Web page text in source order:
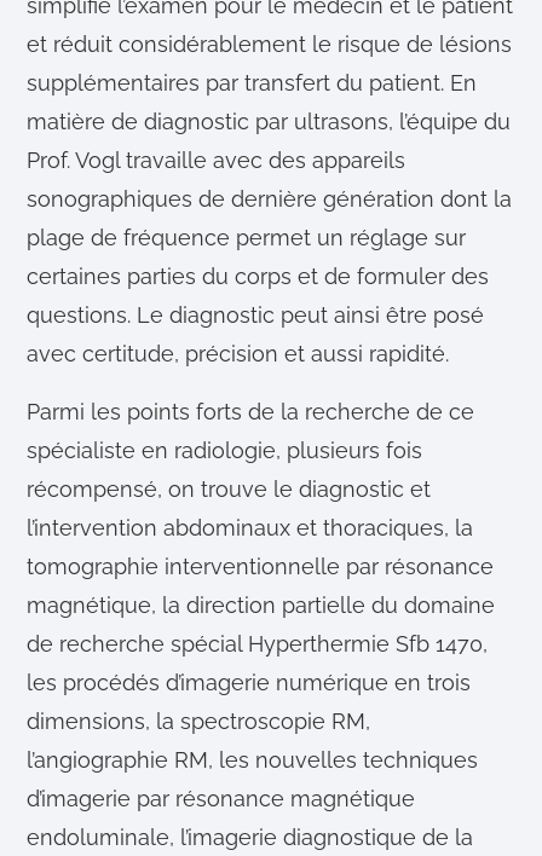
simplifie l’examen pour le médecin et le patient
et réduit considérablement le risque de lésions
supplémentaires par transfert du patient. En
matière de diagnostic par ultrasons, l’équipe du
Prof. Vogl travaille avec des appareils
sonographiques de dernière génération dont la
plage de fréquence permet un réglage sur
certaines parties du corps et de formuler des
questions. Le diagnostic peut ainsi être posé
avec certitude, précision et aussi rapidité.
Parmi les points forts de la recherche de ce
spécialiste en radiologie, plusieurs fois
récompensé, on trouve le diagnostic et
l’intervention abdominaux et thoraciques, la
tomographie interventionnelle par résonance
magnétique, la direction partielle du domaine
de recherche spécial Hyperthermie Sfb 1470,
les procédés d’imagerie numérique en trois
dimensions, la spectroscopie RM,
l’angiographie RM, les nouvelles techniques
d’imagerie par résonance magnétique
endoluminale, l’imagerie diagnostique de la